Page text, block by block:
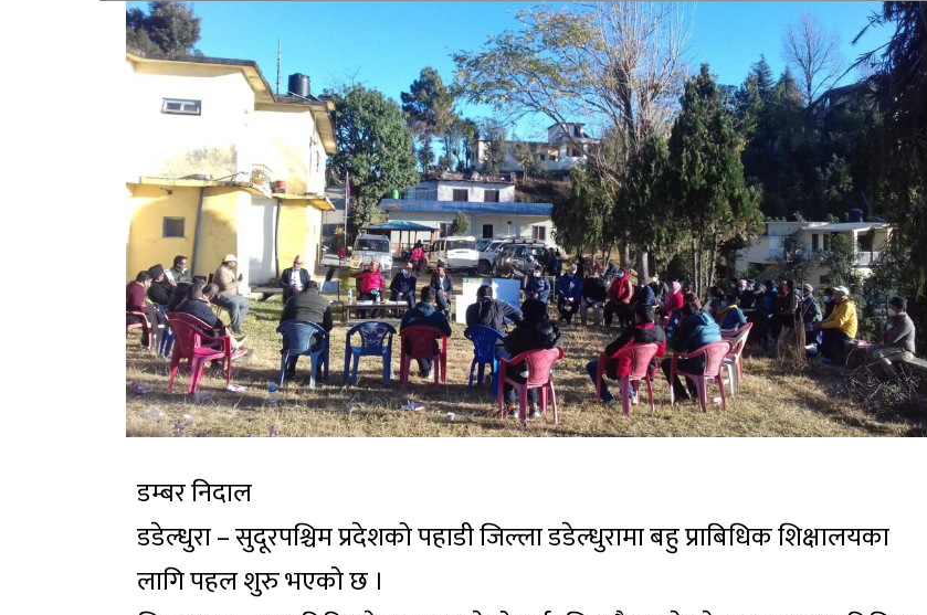
डम्बर निदाल
डडेल्धुरा – सुदूरपश्चिम प्रदेशको पहाडी जिल्ला डडेल्धुरामा बहु प्राबिधिक शिक्षालयका
लागि पहल शुरु भएको छ ।